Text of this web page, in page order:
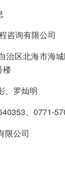
咨询有限公司
区北海市海
楼
、罗灿明
、0771-
限公司